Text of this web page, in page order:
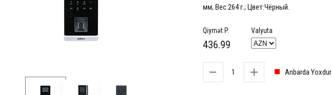
Qiymət P.
436.99
Valyuta
Anbarda Yoxdur
мм; Вес:264 г.; Цвет:Чёрный.